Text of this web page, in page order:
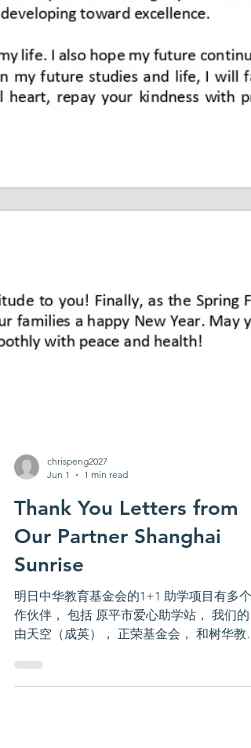
Jun 1
1 min read
Thank You Letters from
Our Partner Shanghai
Sunrise
明日中华教育基金会的1+1 助学项目有多个
作伙伴， 包括 原平市爱心助学站， 我们的
由天空（成英）， 正荣基金会， 和树华教育